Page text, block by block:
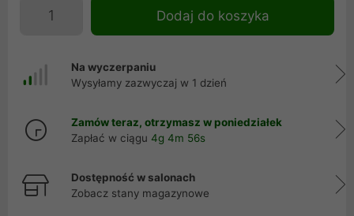
Dodaj do koszyka
Na wyczerpaniu
Wysyłamy zazwyczaj w 1 dzień
Zamów teraz, otrzymasz w poniedziałek
Zapłać w ciągu 4g 4m 55s
Dostępność w salonach
Zobacz stany magazynowe